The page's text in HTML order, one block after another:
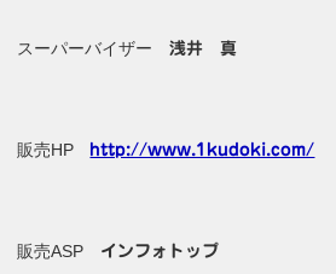
スーパーバイザー浅井 真
販売HP http://www.1kudoki.com/
販売ASP インフォトップ